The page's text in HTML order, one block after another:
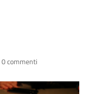
0 commenti